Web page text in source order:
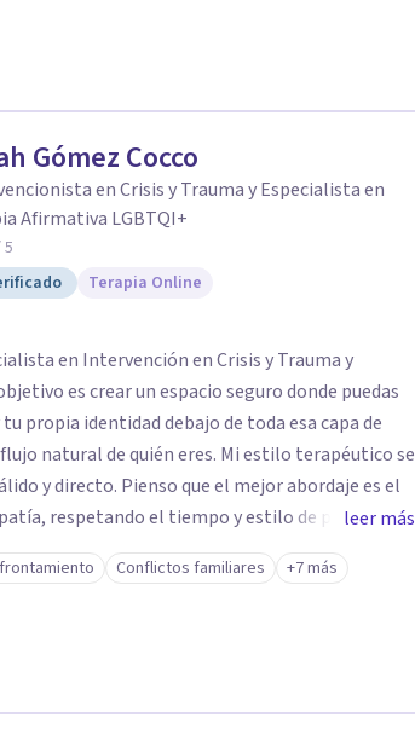
Gómez Cocco
en Crisis y Trauma y Especialista en
Afirmativa LGBTQI+
Terapia Online
en Intervención en Crisis y Trauma y
es crear un espacio seguro donde puedas
propia identidad debajo de toda esa capa de
quién eres. Mi estilo terapéutico se
y directo. Pienso que el mejor abordaje es el
respetando el tiempo y estilo de procesar
con el Análisis Funcional
en cuando puedo apoyarme en otros estilos de
leer más
Conflictos familiares +7 más